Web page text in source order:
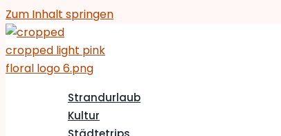
Zum Inhalt springen
Strandurlaub
Kultur